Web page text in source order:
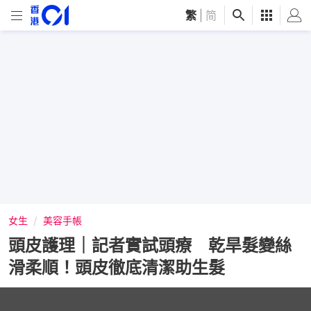
繁 简
女生 美容手帳
頭皮護理｜記者實試頭療 乾旱髮變絲
滑柔順！頭皮徹底清潔助生髮